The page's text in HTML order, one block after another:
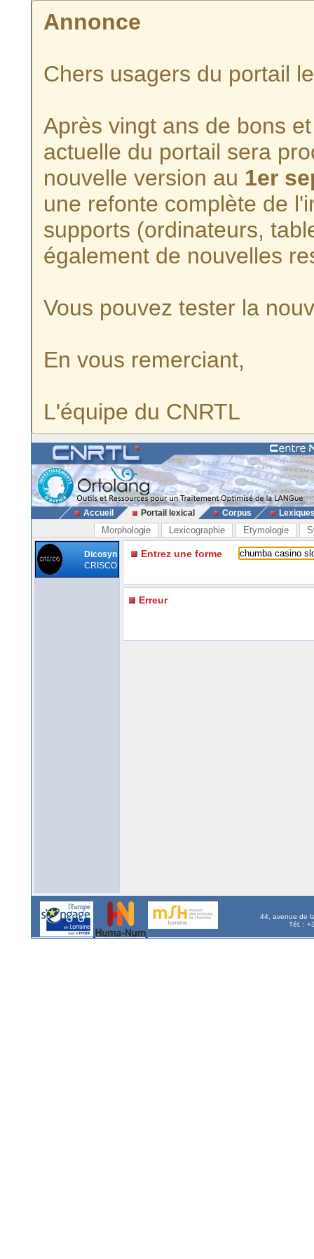
Annonce
Chers usagers du portail
Après vingt ans de bons
actuelle du portail sera
nouvelle version au 1er
une refonte complète de
supports (ordinateurs,
également de nouvelles
Vous pouvez tester la
En vous remerciant,
L'équipe du CNRTL
Accueil Portail lexical Corpus
Morphologie Lexicographie Etymologie
Dicosyn
CRISCO
Entrez une forme
Erreur
44, avenue de
Tél. :